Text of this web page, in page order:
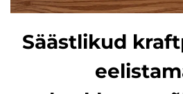
Säästlikud